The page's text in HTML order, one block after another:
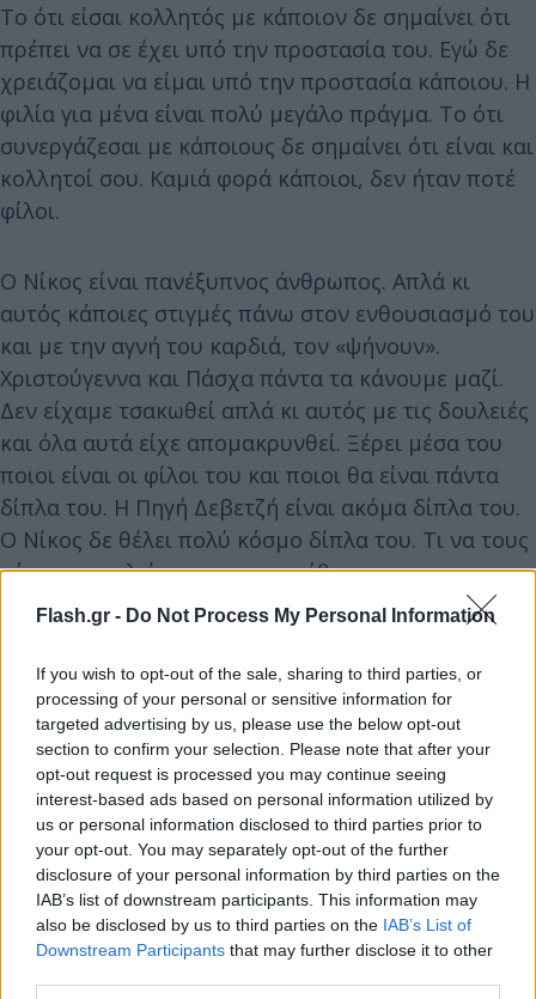
Flash.gr - Do Not Process My Personal Information
If you wish to opt-out of the sale, sharing to third parties, or
processing of your personal or sensitive information for
targeted advertising by us, please use the below opt-out
section to confirm your selection. Please note that after your
opt-out request is processed you may continue seeing
interest-based ads based on personal information utilized by
us or personal information disclosed to third parties prior to
your opt-out. You may separately opt-out of the further
disclosure of your personal information by third parties on the
IAB’s list of downstream participants. This information may
also be disclosed by us to third parties on the IAB’s List of
Downstream Participants that may further disclose it to other
Το ότι είσαι κολλητός με κάποιον δε σημαίνει ότι
πρέπει να σε έχει υπό την προστασία του. Εγώ δε
χρειάζομαι να είμαι υπό την προστασία κάποιου. Η
φιλία για μένα είναι πολύ μεγάλο πράγμα. Το ότι
συνεργάζεσαι με κάποιους δε σημαίνει ότι είναι και
κολλητοί σου. Καμιά φορά κάποιοι, δεν ήταν ποτέ
φίλοι.
Ο Νίκος είναι πανέξυπνος άνθρωπος. Απλά κι
αυτός κάποιες στιγμές πάνω στον ενθουσιασμό του
και με την αγνή του καρδιά, τον «ψήνουν».
Χριστούγεννα και Πάσχα πάντα τα κάνουμε μαζί.
Δεν είχαμε τσακωθεί απλά κι αυτός με τις δουλειές
και όλα αυτά είχε απομακρυνθεί. Ξέρει μέσα του
ποιοι είναι οι φίλοι του και ποιοι θα είναι πάντα
δίπλα του. Η Πηγή Δεβετζή είναι ακόμα δίπλα του.
Ο Νίκος δε θέλει πολύ κόσμο δίπλα του. Τι να τους
κάνει τους γλείφτες;» αναρωτήθηκε.